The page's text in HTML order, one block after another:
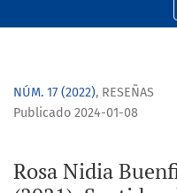
NÚM. 17 (2022), RESEÑAS
Rosa Nidia
Publicado 2024-01-08